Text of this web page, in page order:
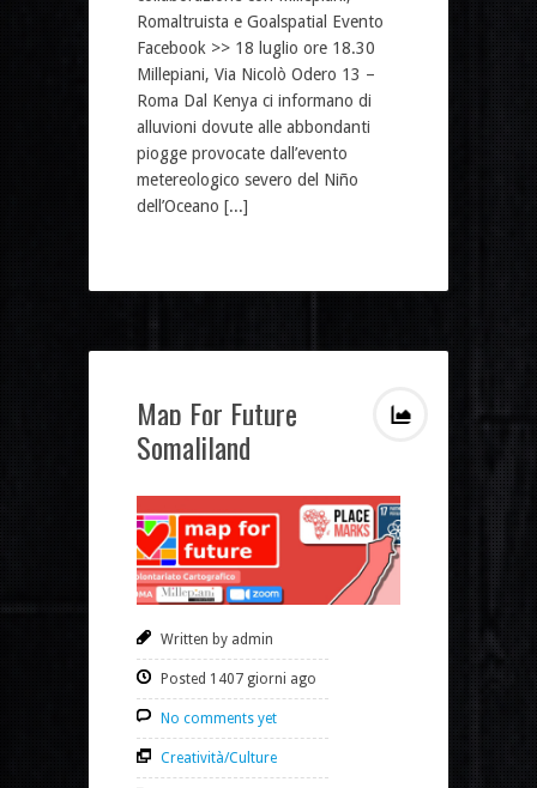
Romaltruista e Goalspatial Evento
Facebook >> 18 luglio ore 18.30
Millepiani, Via Nicolò Odero 13 –
Roma Dal Kenya ci informano di
alluvioni dovute alle abbondanti
piogge provocate dall’evento
metereologico severo del Niño
dell’Oceano [...]
Map For Future
Somaliland
Written by admin
Posted 1407 giorni ago
No comments yet
Creatività/Culture